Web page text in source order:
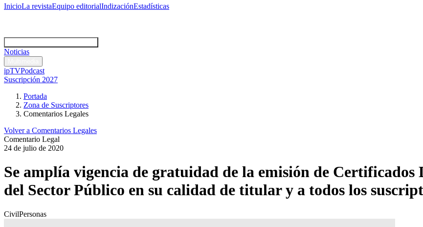
InicioLa revistaEquipo editorialIndizaciónEstadísticas
Noticias
ipTVPodcast
Suscripción 2027
Portada
Zona de Suscriptores
Comentarios Legales
Volver a Comentarios Legales
Comentario Legal
24 de julio de 2020
Se amplía vigencia de gratuidad de la emisión de Certificados
del Sector Público en su calidad de titular y a todos los
CivilPersonas